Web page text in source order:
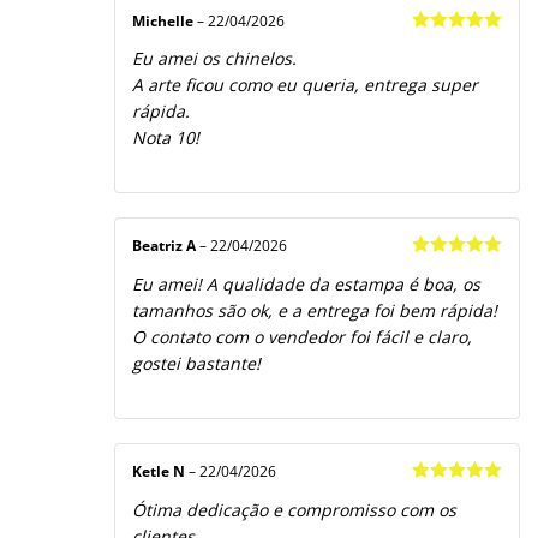
Michelle – 22/04/2026
Eu amei os chinelos.
A arte ficou como eu queria, entrega super
rápida.
Nota 10!
de 5
Beatriz A– 22/04/2026
Eu amei! A qualidade da estampa é boa, os
tamanhos são ok, e a entrega foi bem rápida!
O contato com o vendedor foi fácil e claro,
gostei bastante!
de 5
Ketle N – 22/04/2026
Ótima dedicação e compromisso com os